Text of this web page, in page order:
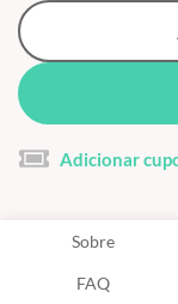
Adicionar
Sobre
FAQ